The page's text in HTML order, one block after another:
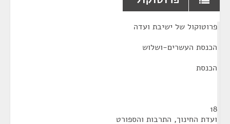
פרוטוקול של ישיבת ועדה
הכנסת העשרים-ושלוש
הכנסת
18
ועדת החינוך, התרבות והספורט